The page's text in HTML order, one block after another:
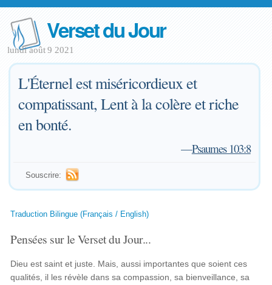
Verset du Jour
lundi août 9 2021
L'Éternel est miséricordieux et
compatissant, Lent à la colère et riche
en bonté.
—Psaumes 103:8
Souscrire:
Traduction Bilingue (Français / English)
Pensées sur le Verset du Jour...
Dieu est saint et juste. Mais, aussi importantes que soient ces
qualités, il les révèle dans sa compassion, sa bienveillance, sa